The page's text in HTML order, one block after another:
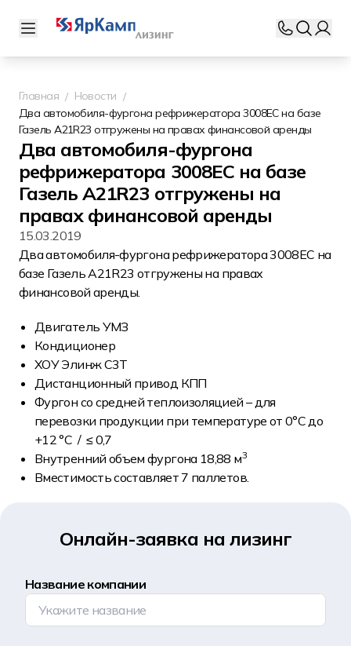
Главная
Новости
Два автомобиля-фургона рефрижератора 3008EC на базе
Газель A21R23 отгружены на правах финансовой аренды
Два автомобиля-фургона
рефрижератора 3008EC на базе
Газель A21R23 отгружены на
правах финансовой аренды
15.03.2019
Два автомобиля-фургона рефрижератора 3008EC на
базе Газель A21R23 отгружены на правах
финансовой аренды.
Двигатель УМЗ
Кондиционер
ХОУ Элинж С3Т
Дистанционный привод КПП
Фургон со средней теплоизоляцией – для
перевозки продукции при температуре от 0°С до
+12 °С / ≤ 0,7
Внутренний объем фургона 18,88 м3
Вместимость составляет 7 паллетов.
Онлайн-заявка на лизинг
Название компании